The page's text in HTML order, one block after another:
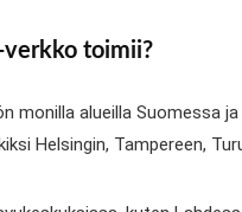
verkko toimii?
alueilla Suomessa
Helsingin, Tampereen,